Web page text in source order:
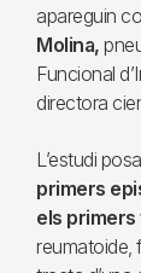
apareguin
Molina,
Funcional
directora
L’estudi
primers
els primers
reumatoide,